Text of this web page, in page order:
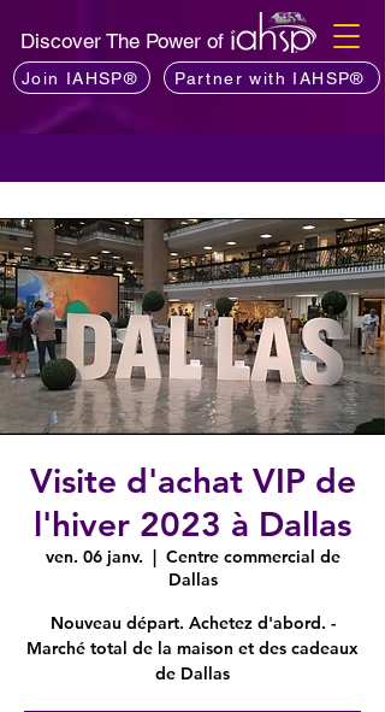
Discover The Power of
Join IAHSP® Partner with IAHSP®
Visite d'achat VIP de
l'hiver 2023 à Dallas
ven. 06 janv.
  |
Centre commercial de
Dallas
Nouveau départ. Achetez d'abord. -
Marché total de la maison et des cadeaux
de Dallas